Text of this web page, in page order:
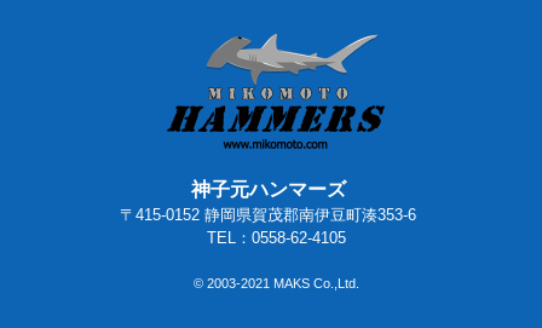
神子元ハンマーズ
〒415-0152 静岡県賀茂郡南伊豆町湊353-6
TEL：0558-62-4105
© 2003-2021 MAKS Co.,Ltd.